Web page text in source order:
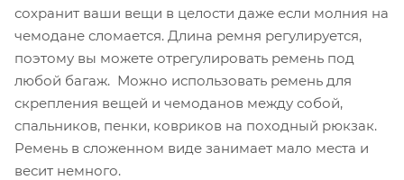
сохранит ваши вещи в целости даже если молния на
чемодане сломается. Длина ремня регулируется,
поэтому вы можете отрегулировать ремень под
любой багаж. Можно использовать ремень для
скрепления вещей и чемоданов между собой,
спальников, пенки, ковриков на походный рюкзак.
Ремень в сложенном виде занимает мало места и
весит немного.